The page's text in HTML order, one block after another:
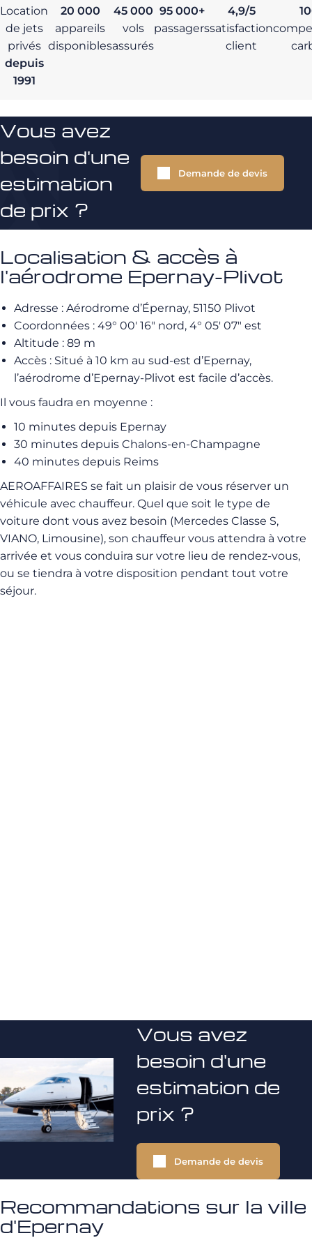
Location
de jets
privés
depuis
1991
20 000
appareils
disponibles
45 000
vols
assurés
95 000+
passagers
4,9/5
satisfaction
client
Vous avez
besoin d'une
estimation
de prix ?
Demande de devis
Localisation & accès à
l'aérodrome Epernay-Plivot
Adresse : Aérodrome d’Épernay, 51150 Plivot
Coordonnées : 49° 00′ 16″ nord, 4° 05′ 07″ est
Altitude : 89 m
Accès : Situé à 10 km au sud-est d’Epernay,
l’aérodrome d’Epernay-Plivot est facile d’accès.
Il vous faudra en moyenne :
10 minutes depuis Epernay
30 minutes depuis Chalons-en-Champagne
40 minutes depuis Reims
AEROAFFAIRES se fait un plaisir de vous réserver un
véhicule avec chauffeur. Quel que soit le type de
voiture dont vous avez besoin (Mercedes Classe S,
VIANO, Limousine), son chauffeur vous attendra à votre
arrivée et vous conduira sur votre lieu de rendez-vous,
ou se tiendra à votre disposition pendant tout votre
séjour.
Vous avez
besoin d'une
estimation de
prix ?
Demande de devis
Recommandations sur la ville
d'Epernay